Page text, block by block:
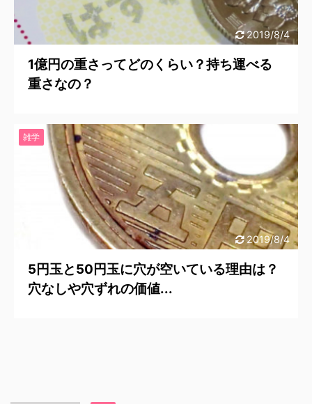
2019/8/4
1億円の重さってどのくらい？持ち運べる
重さなの？
2019/8/4
雑学
5円玉と50円玉に穴が空いている理由は？
穴なしや穴ずれの価値...